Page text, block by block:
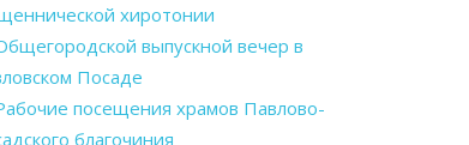
хиротонии
выпускной вечер в
Посаде
посещения храмов Павлово-
благочиния